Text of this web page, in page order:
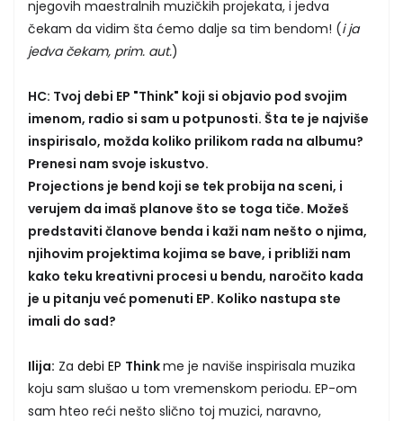
njegovih maestralnih muzičkih projekata, i jedva
čekam da vidim šta ćemo dalje sa tim bendom! (i ja
jedva čekam, prim. aut.)
HC: Tvoj debi EP "Think" koji si objavio pod svojim
imenom, radio si sam u potpunosti. Šta te je najviše
inspirisalo, možda koliko prilikom rada na albumu?
Prenesi nam svoje iskustvo.
Projections je bend koji se tek probija na sceni, i
verujem da imaš planove što se toga tiče. Možeš
predstaviti članove benda i kaži nam nešto o njima,
njihovim projektima kojima se bave, i približi nam
kako teku kreativni procesi u bendu, naročito kada
je u pitanju već pomenuti EP. Koliko nastupa ste
imali do sad?
Ilija: Za debi EP Thinkme je naviše inspirisala muzika
koju sam slušao u tom vremenskom periodu. EP-om
sam hteo reći nešto slično toj muzici, naravno,